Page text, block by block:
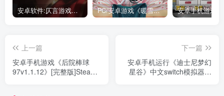
安卓软件:仄言游戏库4.0APP全新上架了！没有下的赶紧下载呀！ PC/安卓游戏《暖雪最新v3.1.0.1》终业DLC整合版！
上一篇
安卓手机游戏《后院棒球
97v1.1.12》[完整版]Steam
下一篇
安卓手机运行《迪士尼梦幻
星谷》中文switch模拟器！